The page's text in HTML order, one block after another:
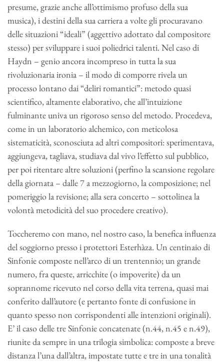
presume, grazie anche all’ottimismo profuso della sua
musica), i destini della sua carriera a volte gli procuravano
delle situazioni “ideali” (aggettivo adottato dal compositore
stesso) per sviluppare i suoi poliedrici talenti. Nel caso di
Haydn – genio ancora incompreso in tutta la sua
rivoluzionaria ironia – il modo di comporre rivela un
processo lontano dai “deliri romantici”: metodo quasi
scientifico, altamente elaborativo, che all’intuizione
fulminante univa un rigoroso senso del metodo. Procedeva,
come in un laboratorio alchemico, con meticolosa
sistematicità, sconosciuta ad altri compositori: sperimentava,
aggiungeva, tagliava, studiava dal vivo l’effetto sul pubblico,
per poi ritentare altre soluzioni (perfino la scansione regolare
della giornata – dalle 7 a mezzogiorno, la composizione; nel
pomeriggio la revisione; alla sera concerto – sottolinea la
volontà metodicità del suo procedere creativo).
Toccheremo con mano, nel nostro caso, la benefica influenza
del soggiorno presso i protettori Esterhàza. Un centinaio di
Sinfonie composte nell’arco di un trentennio; un grande
numero, fra queste, arricchite (o impoverite) da un
soprannome ricevuto nel corso della vita terrena, quasi mai
conferito dall’autore (e pertanto fonte di confusione in
quanto spesso non corrispondenti alle intenzioni originali).
E’ il caso delle tre Sinfonie concatenate (n.44, n.45 e n.49),
riunite da sempre in una trilogia simbolica: composte a breve
distanza l’una dall’altra, impostate tutte e tre in una tonalità